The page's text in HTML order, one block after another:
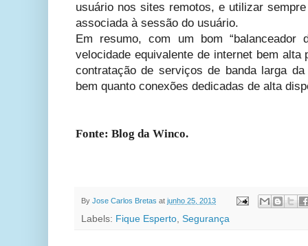
usuário nos sites remotos, e utilizar
associada à sessão do usuário.
Em resumo, com um bom
velocidade equivalente de internet bem
contratação de serviços de banda larga
bem quanto conexões dedicadas de alta
Fonte: Blog da Winco.
By Jose Carlos Bretas at junho 25, 2013
Labels: Fique Esperto Segurança